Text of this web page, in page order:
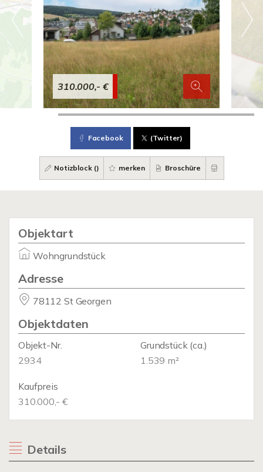
310.000,- €
Facebook (Twitter)
Notizblock () merken Broschüre
Objektart
Wohngrundstück
Adresse
78112 St Georgen
Objektdaten
Objekt-Nr.
2934
Grundstück(ca.)
1.539 m²
Kaufpreis
310.000,- €
Details